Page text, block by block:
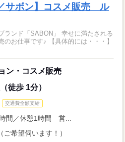
サボン】コスメ販売 ル
ランド「SABON」 幸せに満たされる
【具体的には・・・】
ン・コスメ販売
徒歩 1分）
交通費全額支給
間／休憩1時間 営...
希望伺います！）